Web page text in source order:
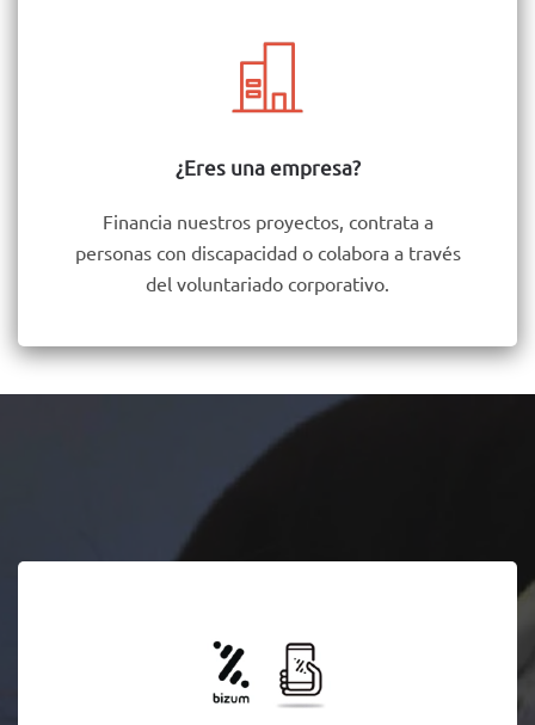
¿Eres una empresa?
Financia nuestros proyectos, contrata a
personas con discapacidad o colabora a través
del voluntariado corporativo.